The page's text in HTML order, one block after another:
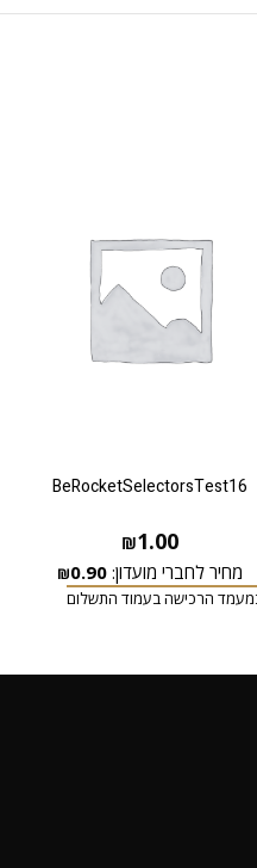
BeRocketSelectorsTest16
₪1.00
מחיר לחברי מועדון: ₪0.90
הרכישה בעמוד התשלום